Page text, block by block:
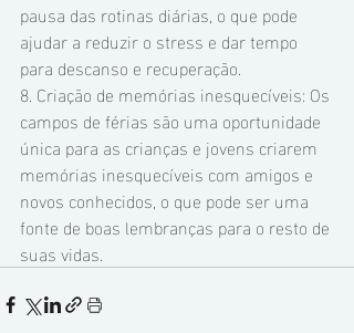
pausa das rotinas diárias, o que pode
ajudar a reduzir o stress e dar tempo
para descanso e recuperação.
8. Criação de memórias inesquecíveis: Os
campos de férias são uma oportunidade
única para as crianças e jovens criarem
memórias inesquecíveis com amigos e
novos conhecidos, o que pode ser uma
fonte de boas lembranças para o resto de
suas vidas.